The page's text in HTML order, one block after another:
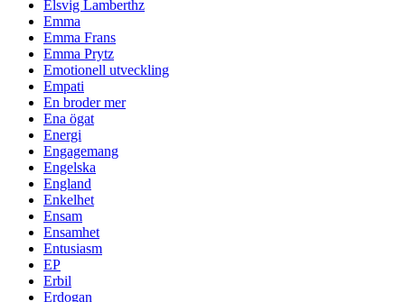
Elsvig Lamberthz
Emma
Emma Frans
Emma Prytz
Emotionell utveckling
Empati
En broder mer
Ena ögat
Energi
Engagemang
Engelska
England
Enkelhet
Ensam
Ensamhet
Entusiasm
EP
Erbil
Erdogan